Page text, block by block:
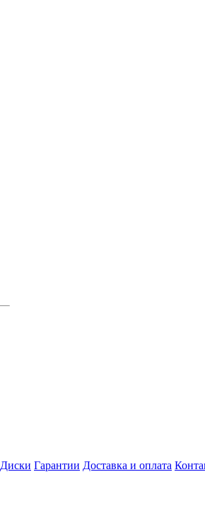
Диски Гарантии Доставка и оплата